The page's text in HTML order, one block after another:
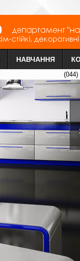
НАВЧАННЯ
(044)